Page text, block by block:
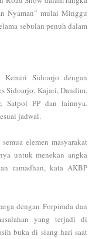
Nyaman” mulai Minggu
sebulan penuh dalam
Sidoarjo dengan
Sidoarjo, Kajari, Dandim,
Satpol PP dan lainnya.
jadwal.
elemen masyarakat
untuk menekan angka
ramadhan, kata AKBP
dengan Forpimda dan
yang terjadi di
buka di siang hari saat